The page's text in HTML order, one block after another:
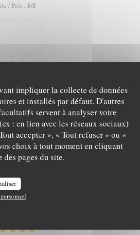
impliquer la collecte de données
et installés par défaut. D'autres
servent à analyser votre
: en lien avec les réseaux sociaux)
accepter », « Tout refuser » ou «
choix à tout moment en cliquant
pages du site.
/ Prix : 5/5
qui
/ Prix
une
Et petite